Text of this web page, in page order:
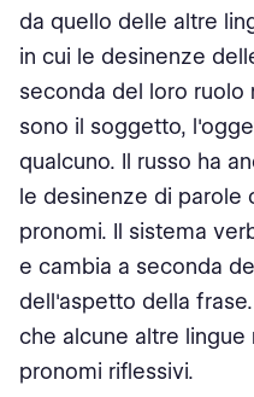
da quello delle altre
in cui le desinenze
seconda del loro ruolo
sono il soggetto,
qualcuno. Il russo ha
le desinenze di parole
pronomi. Il sistema
e cambia a seconda
dell'aspetto della
che alcune altre lingue
pronomi riflessivi.